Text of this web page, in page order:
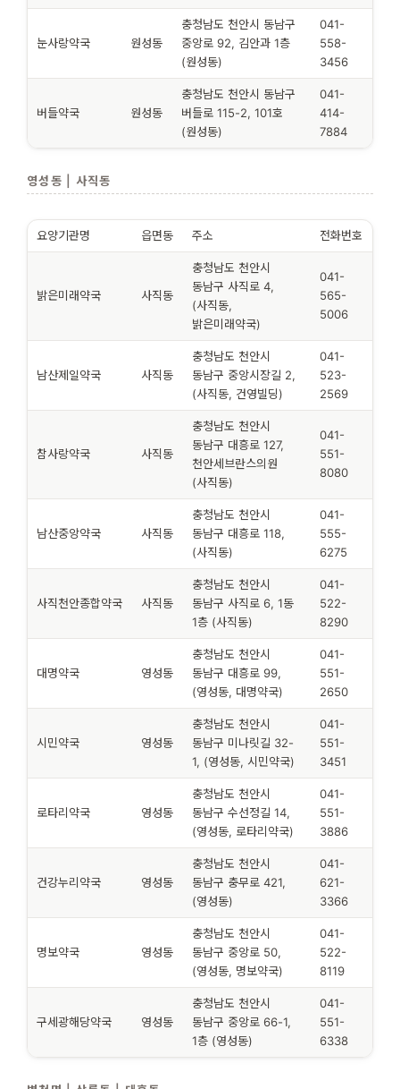
눈사랑약국 원성동
충청남도 천안시 동남구
중앙로 92, 김안과 1층
(원성동)
041-
558-
3456
버들약국 원성동
충청남도 천안시 동남구
버들로 115-2, 101호
(원성동)
041-
414-
7884
영성동 | 사직동
요양기관명 읍면동 주소 전화번호
밝은미래약국 사직동
충청남도 천안시
동남구 사직로 4,
(사직동,
밝은미래약국)
041-
565-
5006
남산제일약국 사직동
충청남도 천안시
동남구 중앙시장길 2,
(사직동, 건영빌딩)
041-
523-
2569
참사랑약국 사직동
충청남도 천안시
동남구 대흥로 127,
천안세브란스의원
(사직동)
041-
551-
8080
남산중앙약국 사직동
충청남도 천안시
동남구 대흥로 118,
(사직동)
041-
555-
6275
사직천안종합약국 사직동
충청남도 천안시
동남구 사직로 6, 1동
1층 (사직동)
041-
522-
8290
대명약국 영성동
충청남도 천안시
동남구 대흥로 99,
(영성동, 대명약국)
041-
551-
2650
시민약국 영성동
충청남도 천안시
동남구 미나릿길 32-
1, (영성동, 시민약국)
041-
551-
3451
로타리약국 영성동
충청남도 천안시
동남구 수선정길 14,
(영성동, 로타리약국)
041-
551-
3886
건강누리약국 영성동
충청남도 천안시
동남구 충무로 421,
(영성동)
041-
621-
3366
명보약국 영성동
충청남도 천안시
동남구 중앙로 50,
(영성동, 명보약국)
041-
522-
8119
구세광해당약국 영성동
충청남도 천안시
동남구 중앙로 66-1,
1층 (영성동)
041-
551-
6338